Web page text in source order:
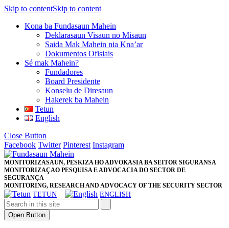
Skip to contentSkip to content
Kona ba Fundasaun Mahein
Deklarasaun Visaun no Misaun
Saida Mak Mahein nia Kna’ar
Dokumentos Ofisiais
Sé mak Mahein?
Fundadores
Board Presidente
Konselu de Diresaun
Hakerek ba Mahein
Tetun
English
Close Button
Facebook Twitter Pinterest Instagram
MONITORIZASAUN, PESKIZA HO ADVOKASIA BA SEITOR SIGURANSA
MONITORIZAÇAO PESQUISA E ADVOCACIA DO SECTOR DE
SEGURANÇA
MONITORING, RESEARCH AND ADVOCACY OF THE SECURITY SECTOR
TETUN ENGLISH
Open Button